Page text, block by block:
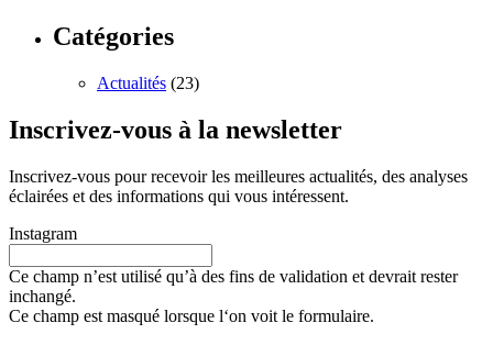
Catégories
Actualités (23)
Inscrivez-vous à la newsletter
Inscrivez-vous pour recevoir les meilleures actualités, des analyses
éclairées et des informations qui vous intéressent.
Instagram
Ce champ n’est utilisé qu’à des fins de validation et devrait rester
inchangé.
Ce champ est masqué lorsque l‘on voit le formulaire.